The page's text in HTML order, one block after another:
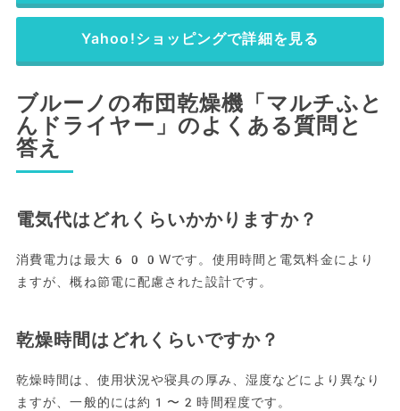
Yahoo!ショッピングで詳細を見る
ブルーノの布団乾燥機「マルチふと
んドライヤー」のよくある質問と
答え
電気代はどれくらいかかりますか？
消費電力は最大600Wです。使用時間と電気料金により
ますが、概ね節電に配慮された設計です。
乾燥時間はどれくらいですか？
乾燥時間は、使用状況や寝具の厚み、湿度などにより異なり
ますが、一般的には約1〜2時間程度です。